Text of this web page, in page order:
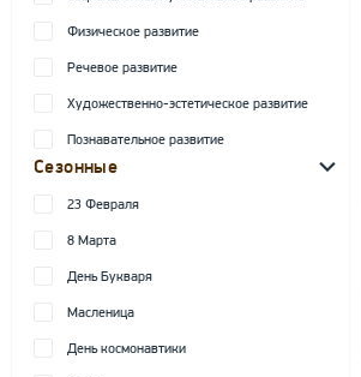
Физическое развитие
Речевое развитие
Художественно-эстетическое развитие
Познавательное развитие
Сезонные
23 Февраля
8 Марта
День Букваря
Масленица
День космонавтики